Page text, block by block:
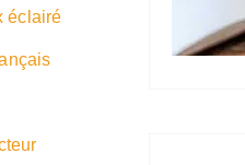
éclairé